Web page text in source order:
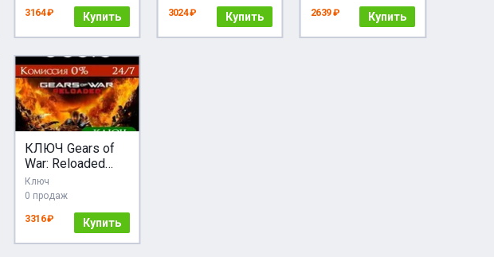
3164 ₽ Купить 3024 ₽ Купить 2639 ₽ Купить
КЛЮЧ Gears of
War: Reloaded
XBOX, Handheld,
PC(не steam) Код
Ключ
0 продаж
3316 ₽ Купить